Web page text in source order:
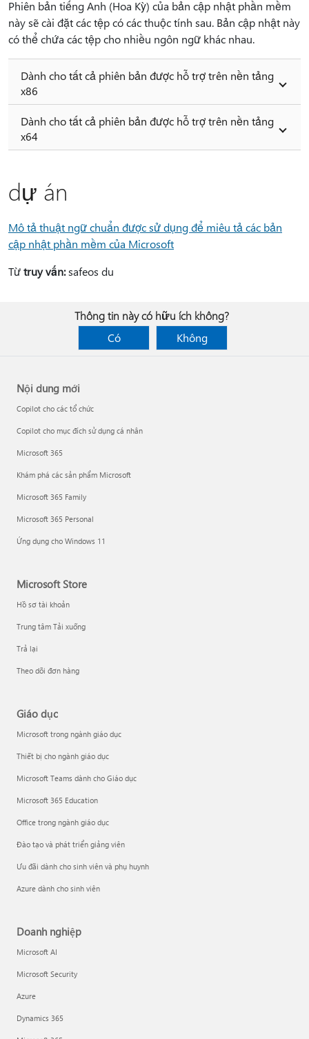
Phiên bản tiếng Anh (Hoa Kỳ) của bản cập nhật phần mềm
này sẽ cài đặt các tệp có các thuộc tính sau. Bản cập nhật này
có thể chứa các tệp cho nhiều ngôn ngữ khác nhau.
Dành cho tất cả phiên bản được hỗ trợ trên nền tảng
x86
Dành cho tất cả phiên bản được hỗ trợ trên nền tảng
x64
dự án
Mô tả thuật ngữ chuẩn được sử dụng để miêu tả các bản
cập nhật phần mềm của Microsoft
Từtruy vấn:safeos du
Thông tin này có hữu ích không?
Có
Không
Nội dung mới
Copilot cho các tổ chức
Copilot cho mục đích sử dụng cá nhân
Microsoft 365
Khám phá các sản phẩm Microsoft
Microsoft 365 Family
Microsoft 365 Personal
Ứng dụng cho Windows 11
Microsoft Store
Hồ sơ tài khoản
Trung tâm Tải xuống
Trả lại
Theo dõi đơn hàng
Giáo dục
Microsoft trong ngành giáo dục
Thiết bị cho ngành giáo dục
Microsoft Teams dành cho Giáo dục
Microsoft 365 Education
Office trong ngành giáo dục
Đào tạo và phát triển giảng viên
Ưu đãi dành cho sinh viên và phụ huynh
Azure dành cho sinh viên
Doanh nghiệp
Microsoft AI
Microsoft Security
Azure
Dynamics 365